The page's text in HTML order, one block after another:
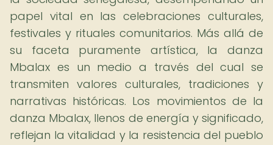
papel vital en las celebraciones culturales,
festivales y rituales comunitarios. Más allá de
su faceta puramente artística, la danza
Mbalax es un medio a través del cual se
transmiten valores culturales, tradiciones y
narrativas históricas. Los movimientos de la
danza Mbalax, llenos de energía y significado,
reflejan la vitalidad y la resistencia del pueblo